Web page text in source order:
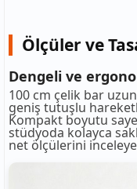
Ölçüler ve
Dengeli ve
100 cm çelik bar
geniş tutuşlu
Kompakt boyutu
stüdyoda kolayca
net ölçülerini